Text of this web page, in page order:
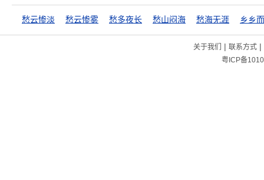
愁云惨淡 愁云惨雾 愁多夜长 愁山闷海 愁海无涯 乡乡
关于我们 | 联系方式|
粤ICP备